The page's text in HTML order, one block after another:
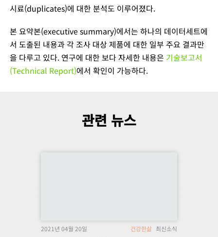
시료(duplicates)에 대한 분석도 이루어졌다.
본 요약본(executive summary)에서는 하나의 데이터세트에
서 도출된 내용과 각 조사 대상 제품에 대한 일부 주요 결과만
을 다루고 있다. 연구에 대한 보다 자세한 내용은 기술보고서
(Technical Report)에서 확인이 가능하다.
관련 뉴스
2021년 04월 20일 건강한삶 최신소식